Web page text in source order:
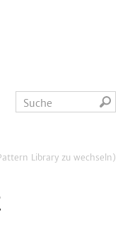
Library zu wechseln)